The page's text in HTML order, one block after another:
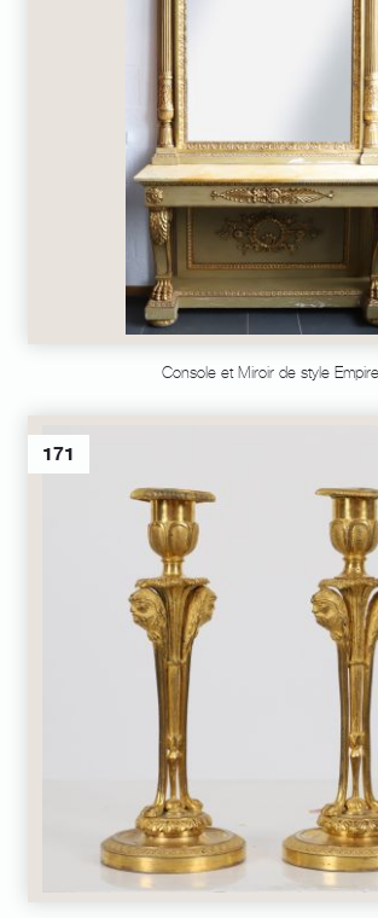
Console et Miroir de style Empire
171